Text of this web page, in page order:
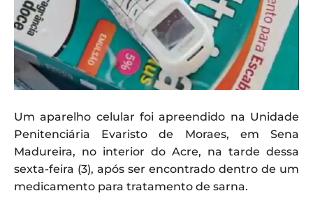
Um aparelho celular foi apreendido na Unidade
Penitenciária Evaristo de Moraes, em Sena
Madureira, no interior do Acre, na tarde dessa
sexta-feira (3), após ser encontrado dentro de um
medicamento para tratamento de sarna.